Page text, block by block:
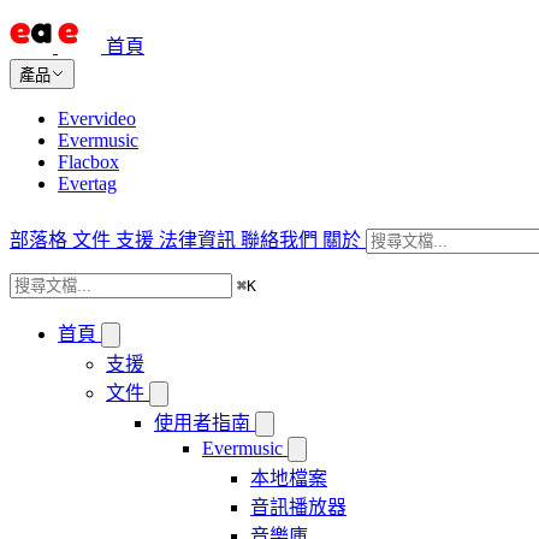
首頁
產品
Evervideo
Evermusic
Flacbox
Evertag
部落格 文件 支援 法律資訊 聯絡我們 關於
⌘K
首頁
支援
文件
使用者指南
Evermusic
本地檔案
音訊播放器